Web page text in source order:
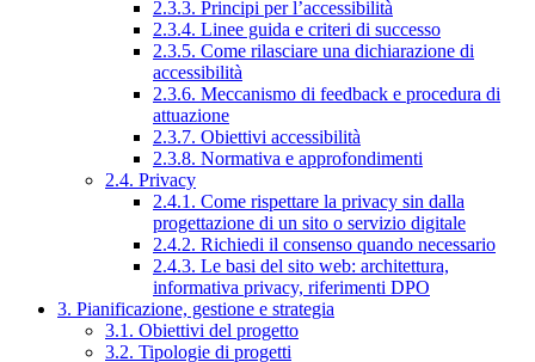
2.3.3. Principi per l’accessibilità
2.3.4. Linee guida e criteri di successo
2.3.5. Come rilasciare una dichiarazione di
accessibilità
2.3.6. Meccanismo di feedback e procedura di
attuazione
2.3.7. Obiettivi accessibilità
2.3.8. Normativa e approfondimenti
2.4. Privacy
2.4.1. Come rispettare la privacy sin dalla
progettazione di un sito o servizio digitale
2.4.2. Richiedi il consenso quando necessario
2.4.3. Le basi del sito web: architettura,
informativa privacy, riferimenti DPO
3. Pianificazione, gestione e strategia
3.1. Obiettivi del progetto
3.2. Tipologie di progetti